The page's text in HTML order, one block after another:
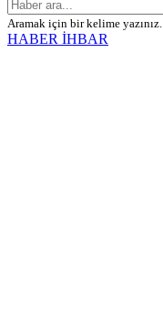
Aramak için bir kelime yazınız.
HABER İHBAR